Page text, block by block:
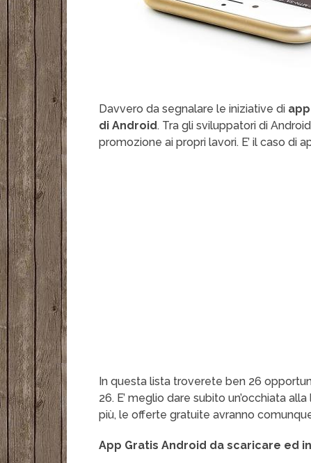
Davvero da segnalare le iniziative di
di Android. Tra gli sviluppatori di
promozione ai propri lavori. E’ il caso di
In questa lista troverete ben 26
26. E’ meglio dare subito un’occhiata
più, le offerte gratuite avranno
App Gratis Android da scaricare ed